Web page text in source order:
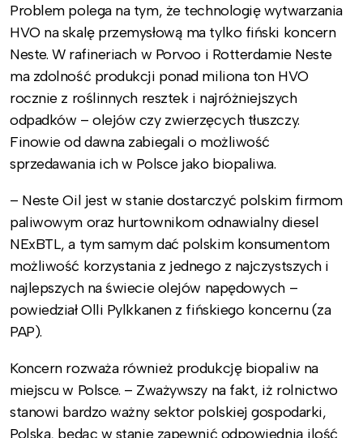
Problem polega na tym, że technologię wytwarzania
HVO na skalę przemysłową ma tylko fiński koncern
Neste. W rafineriach w Porvoo i Rotterdamie Neste
ma zdolność produkcji ponad miliona ton HVO
rocznie z roślinnych resztek i najróżniejszych
odpadków – olejów czy zwierzęcych tłuszczy.
Finowie od dawna zabiegali o możliwość
sprzedawania ich w Polsce jako biopaliwa.
– Neste Oil jest w stanie dostarczyć polskim firmom
paliwowym oraz hurtownikom odnawialny diesel
NExBTL, a tym samym dać polskim konsumentom
możliwość korzystania z jednego z najczystszych i
najlepszych na świecie olejów napędowych –
powiedział Olli Pylkkanen z fińskiego koncernu (za
PAP).
Koncern rozważa również produkcję biopaliw na
miejscu w Polsce. – Zważywszy na fakt, iż rolnictwo
stanowi bardzo ważny sektor polskiej gospodarki,
Polska, będąc w stanie zapewnić odpowiednią ilość